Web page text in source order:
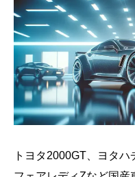
トヨタ2000GT、ヨタハ